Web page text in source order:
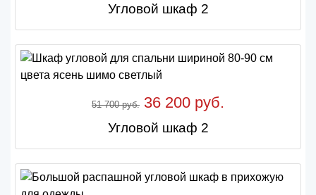
Угловой шкаф 2
51 700 руб. 36 200 руб.
Угловой шкаф 2